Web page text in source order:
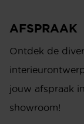
AFSPRAAK
Ontdek de
jouw afspraak
showroom!